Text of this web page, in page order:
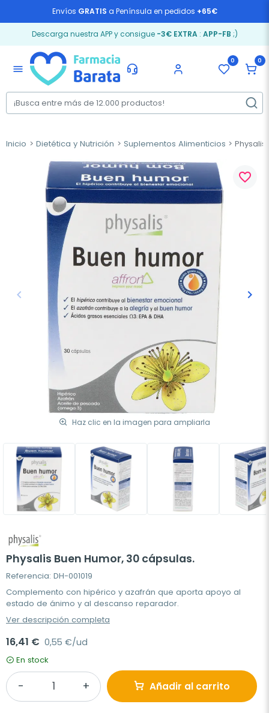
Envíos GRATIS a Península en pedidos +65€
Descarga nuestra APP y consigue -3€ EXTRA: APP-FB ;)
menu
0 0
Inicio Dietética y Nutrición Suplementos Alimenticios
Anterior
keyboard_arrow_left keyboard_arrow_right
Haz clic en la imagen para ampliarla
favorite_border
Physalis Buen Humor, 30 cápsulas.
Referencia: DH-001019
Complemento con hipérico y azafrán que aporta apoyo al
estado de ánimo y al descanso reparador.
Ver descripción completa
16,41 € 0,55 €/ud
En stock
Añadir al carrito